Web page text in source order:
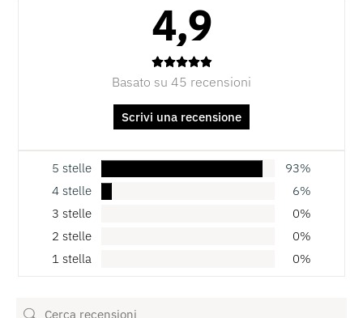
4,9
Basato su 45 recensioni
Scrivi una recensione
5 stelle
93%
4 stelle
6%
3 stelle
0%
2 stelle
0%
1 stella
0%